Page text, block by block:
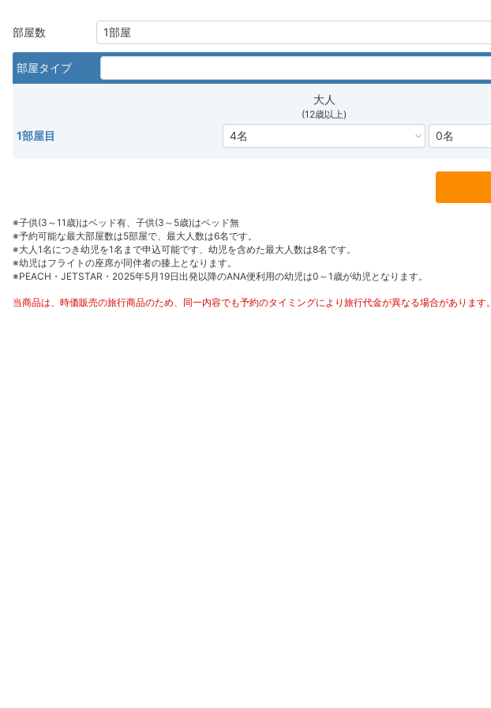
部屋数
部屋タイプ
大人
(12歳以上)
1部屋目
※子供(3～11歳)はベッド有、子供(3～5歳)はベッド無
※予約可能な最大部屋数は5部屋で、最大人数は6名です。
※大人1名につき幼児を1名まで申込可能です、幼児を含めた最大人数は8名です。
※幼児はフライトの座席が同伴者の膝上となります。
※PEACH・JETSTAR・2025年5月19日出発以降のANA便利用の幼児は0～1歳が幼児となります。
当商品は、時価販売の旅行商品のため、同一内容でも予約のタイミングにより旅行代金が異なる場合があります。